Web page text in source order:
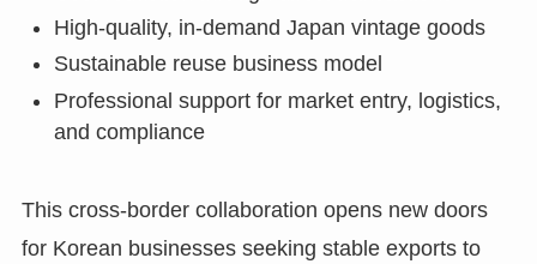
High-quality, in-demand Japan vintage goods
Sustainable reuse business model
Professional support for market entry, logistics,
and compliance
This cross-border collaboration opens new doors
for Korean businesses seeking stable exports to